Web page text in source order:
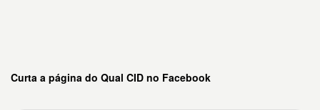
Curta a página do Qual CID no Facebook